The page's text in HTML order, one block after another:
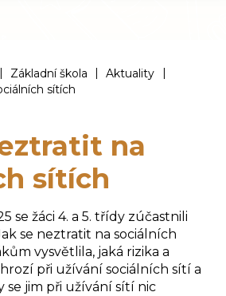
| Základní škola | Aktuality
|
sítích
na
sítích
žáci 4. a 5. třídy zúčastnili
se neztratit na sociálních
vysvětlila, jaká rizika a
při užívání sociálních sítí a
se jim při užívání sítí nic